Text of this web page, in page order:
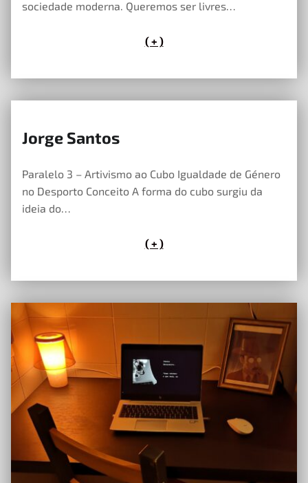
sociedade moderna. Queremos ser livres…
( + )
Jorge Santos
Paralelo 3 – Artivismo ao Cubo Igualdade de Género
no Desporto Conceito A forma do cubo surgiu da
ideia do…
( + )